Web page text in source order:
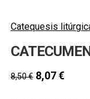
Catequesis
8,50€ 8,07€